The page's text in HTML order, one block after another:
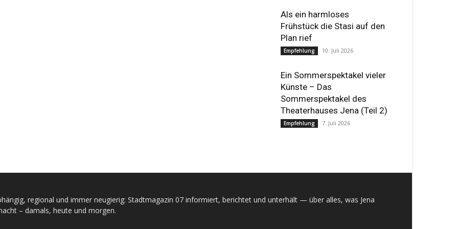
Als ein harmloses
Frühstück die Stasi auf den
Plan rief
Empfehlung 10. Juli 2026
Ein Sommerspektakel vieler
Künste – Das
Sommerspektakel des
Theaterhauses Jena (Teil 2)
Empfehlung 7. Juli 2026
regional und immer neugierig: Stadtmagazin 07 informiert, berichtet und unterhält — über alles, was Jena
– damals, heute und morgen.